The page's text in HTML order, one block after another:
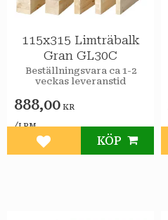
115x315 Limträbalk
Gran GL30C
Beställningsvara ca 1-2
veckas leveranstid
888,00 KR
/LPM
Lägg till i favoriter
KÖP